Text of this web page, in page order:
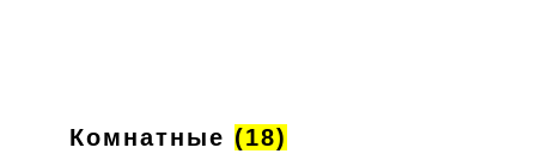
Комнатные (18)